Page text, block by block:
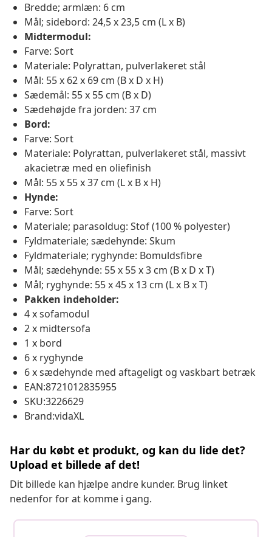
Bredde; armlæn: 6 cm
Mål; sidebord: 24,5 x 23,5 cm (L x B)
Midtermodul:
Farve: Sort
Materiale: Polyrattan, pulverlakeret stål
Mål: 55 x 62 x 69 cm (B x D x H)
Sædemål: 55 x 55 cm (B x D)
Sædehøjde fra jorden: 37 cm
Bord:
Farve: Sort
Materiale: Polyrattan, pulverlakeret stål, massivt
akacietræ med en oliefinish
Mål: 55 x 55 x 37 cm (L x B x H)
Hynde:
Farve: Sort
Materiale; parasoldug: Stof (100 % polyester)
Fyldmateriale; sædehynde: Skum
Fyldmateriale; ryghynde: Bomuldsfibre
Mål; sædehynde: 55 x 55 x 3 cm (B x D x T)
Mål; ryghynde: 55 x 45 x 13 cm (L x B x T)
Pakken indeholder:
4 x sofamodul
2 x midtersofa
1 x bord
6 x ryghynde
6 x sædehynde med aftageligt og vaskbart betræk
EAN:8721012835955
SKU:3226629
Brand:vidaXL
Har du købt et produkt, og kan du lide det?
Upload et billede af det!
Dit billede kan hjælpe andre kunder. Brug linket
nedenfor for at komme i gang.